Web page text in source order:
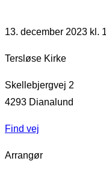
13. december 2023 kl.
Tersløse Kirke
Skellebjergvej 2
4293 Dianalund
Find vej
Arrangør